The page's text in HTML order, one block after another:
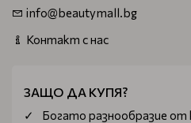
info@beautymall.bg
Контакт с нас
ЗАЩО ДА КУПЯ?
Богатo разнообразие от